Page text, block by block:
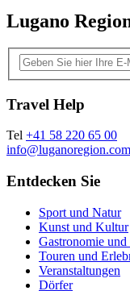
Lugano
Travel Help
Tel +41 58 220 65 00
info@luganoregion.com
Entdecken Sie
Sport und Natur
Kunst und Kultur
Gastronomie und
Touren und
Veranstaltungen
Dörfer